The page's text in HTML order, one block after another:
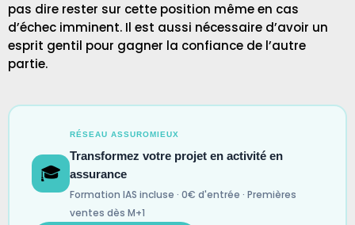
pas dire rester sur cette position même en cas
d’échec imminent. Il est aussi nécessaire d’avoir un
esprit gentil pour gagner la confiance de l’autre
partie.
🎓
RÉSEAU ASSUROMIEUX
Transformez votre projet en activité en
assurance
Formation IAS incluse · 0€ d'entrée · Premières
ventes dès M+1